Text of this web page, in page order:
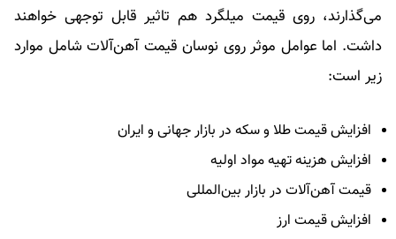
می‌گذارند، روی قیمت میلگرد هم تاثیر قابل توجهی خواهند
داشت. اما عوامل موثر روی نوسان قیمت آهن‌آلات شامل موارد
زیر است:
افزایش قیمت طلا و سکه در بازار جهانی و ایران
افزایش هزینه تهیه مواد اولیه
قیمت آهن‌آلات در بازار بین‌المللی
افزایش قیمت ارز